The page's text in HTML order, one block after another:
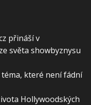
přináší v
světa showbyznysu
které není fádní
Hollywoodských